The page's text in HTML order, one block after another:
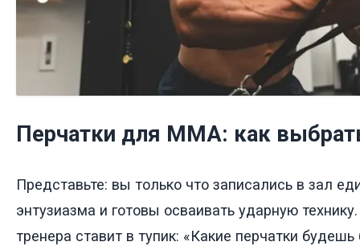
Перчатки для ММА: как
Представьте: вы только что записались в зал
энтузиазма и готовы осваивать ударную
тренера ставит в тупик: «Какие перчатки